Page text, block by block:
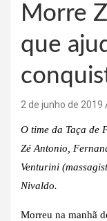
Morre
que
2 de junho de 2019
O time da Taça de
Zé Antonio,
Venturini
Nivaldo.
Morreu na manhã